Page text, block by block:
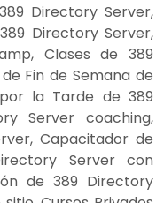
Directory Server,
Directory Server,
Clases de 389
Fin de Semana de
la Tarde de 389
Server coaching,
Capacitador de
Server con
de 389 Directory